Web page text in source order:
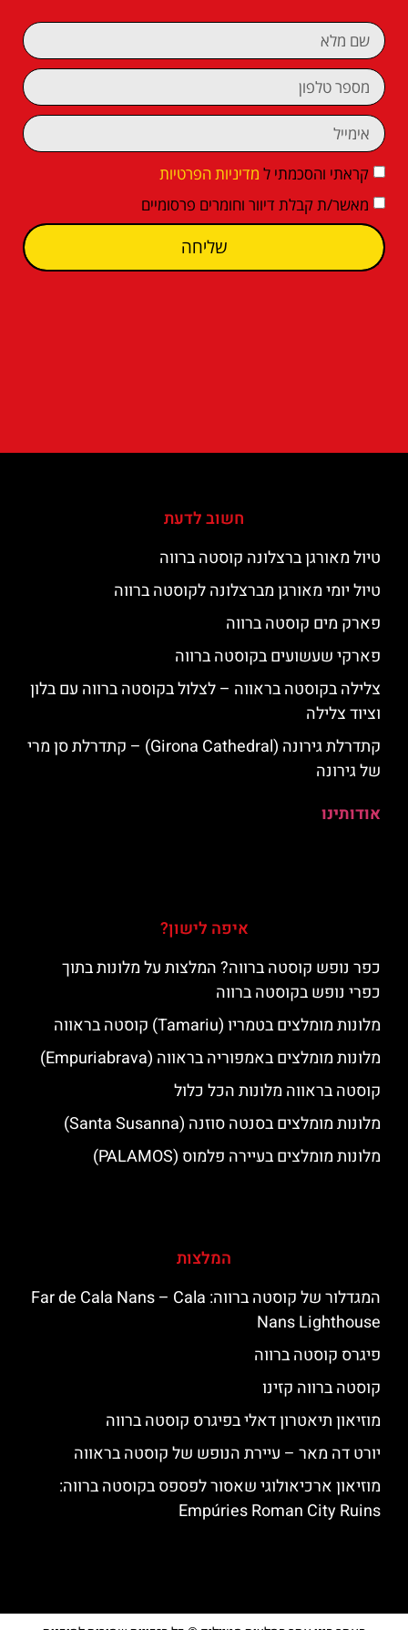
קראתי והסכמתי ל מדיניות הפרטיות
מאשר/ת קבלת דיוור וחומרים פרסומיים
שליחה
חשוב לדעת
טיול מאורגן ברצלונה קוסטה ברווה
טיול יומי מאורגן מברצלונה לקוסטה ברווה
פארק מים קוסטה ברווה
פארקי שעשועים בקוסטה ברווה
צלילה בקוסטה בראווה – לצלול בקוסטה ברווה עם בלון
וציוד צלילה
קתדרלת גירונה (Girona Cathedral) – קתדרלת סן מרי
של גירונה
אודותינו
איפה לישון?
כפר נופש קוסטה ברווה? המלצות על מלונות בתוך
כפרי נופש בקוסטה ברווה
מלונות מומלצים בטמריו (Tamariu) קוסטה בראווה
מלונות מומלצים באמפוריה בראווה (Empuriabrava)
קוסטה בראווה מלונות הכל כלול
מלונות מומלצים בסנטה סוזנה (Santa Susanna)
מלונות מומלצים בעיירה פלמוס (PALAMOS)
המלצות
המגדלור של קוסטה ברווה: ‪‪Far de Cala Nans – Cala
Nans Lighthouse‬‬
פיגרס קוסטה ברווה
קוסטה ברווה קזינו
מוזיאון תיאטרון דאלי בפיגרס קוסטה ברווה
יורט דה מאר – עיירת הנופש של קוסטה בראווה
מוזיאון ארכיאולוגי שאסור לפספס בקוסטה ברווה:
Empúries Roman City Ruins